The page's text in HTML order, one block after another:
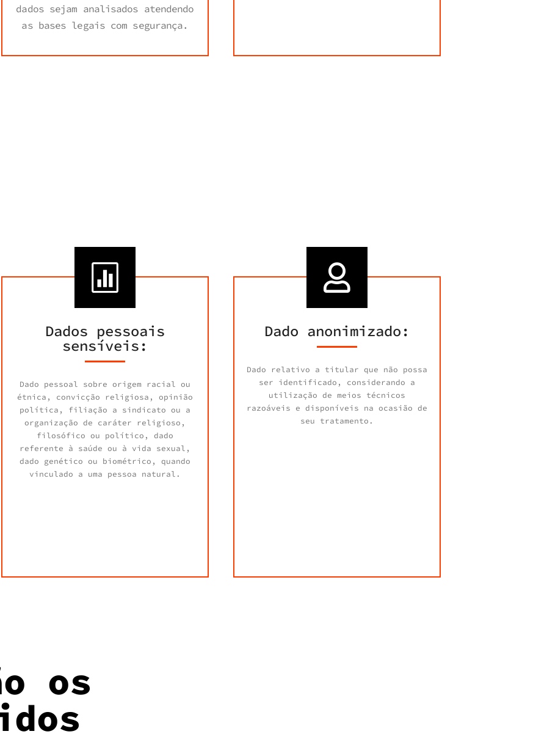
dados sejam analisados atendendo
as bases legais com segurança.
Dados pessoais
sensíveis:
Dado pessoal sobre origem racial ou
étnica, convicção religiosa, opinião
política, filiação a sindicato ou a
organização de caráter religioso,
filosófico ou político, dado
referente à saúde ou à vida sexual,
dado genético ou biométrico, quando
vinculado a uma pessoa natural.
Dado anonimizado:
Dado relativo a titular que não possa
ser identificado, considerando a
utilização de meios técnicos
razoáveis e disponíveis na ocasião de
seu tratamento.
os